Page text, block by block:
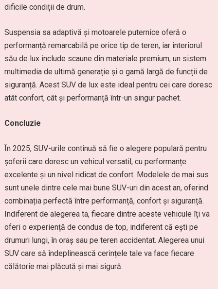
dificile condiții de drum.
Suspensia sa adaptivă și motoarele puternice oferă o
performanță remarcabilă pe orice tip de teren, iar interiorul
său de lux include scaune din materiale premium, un sistem
multimedia de ultimă generație și o gamă largă de funcții de
siguranță. Acest SUV de lux este ideal pentru cei care doresc
atât confort, cât și performanță într-un singur pachet.
Concluzie
În 2025, SUV-urile continuă să fie o alegere populară pentru
șoferii care doresc un vehicul versatil, cu performanțe
excelente și un nivel ridicat de confort. Modelele de mai sus
sunt unele dintre cele mai bune SUV-uri din acest an, oferind
combinația perfectă între performanță, confort și siguranță.
Indiferent de alegerea ta, fiecare dintre aceste vehicule îți va
oferi o experiență de condus de top, indiferent că ești pe
drumuri lungi, în oraș sau pe teren accidentat. Alegerea unui
SUV care să îndeplinească cerințele tale va face fiecare
călătorie mai plăcută și mai sigură.